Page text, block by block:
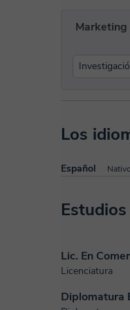
Marketing
Los
Español Nativo
Lic. En
Licenciatura
Diplomatura